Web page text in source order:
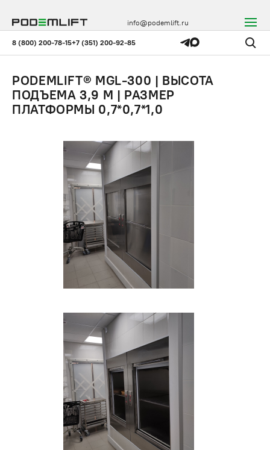
8 (800) 200-78-15+7 (351) 200-92-85
info@podemlift.ru
PODEMLIFT® MGL-300 | ВЫСОТА
ПОДЪЕМА 3,9 М | РАЗМЕР
ПЛАТФОРМЫ 0,7*0,7*1,0